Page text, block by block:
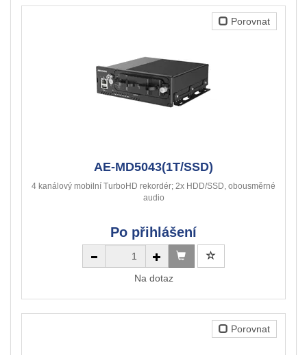
Porovnat
AE-MD5043(1T/SSD)
4 kanálový mobilní TurboHD rekordér; 2x HDD/SSD, obousměrné
audio
Po přihlášení
Na dotaz
Porovnat